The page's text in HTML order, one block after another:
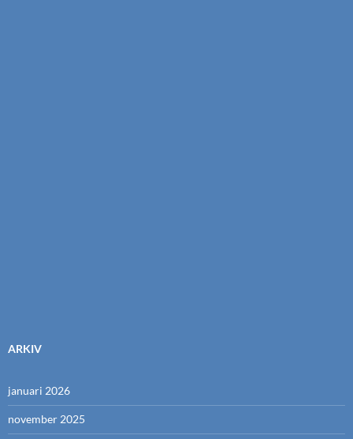
ARKIV
januari 2026
november 2025